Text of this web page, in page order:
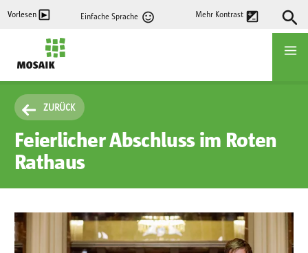
Vorlesen Einfache Sprache Mehr Kontrast
ZURÜCK
Feierlicher Abschluss im Roten
Rathaus